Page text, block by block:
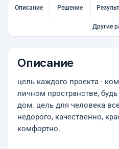
Описание Решение
Другие
Описание
цель каждого проекта -
личном пространстве,
дом. цель для человека
недорого, качественно,
комфортно.